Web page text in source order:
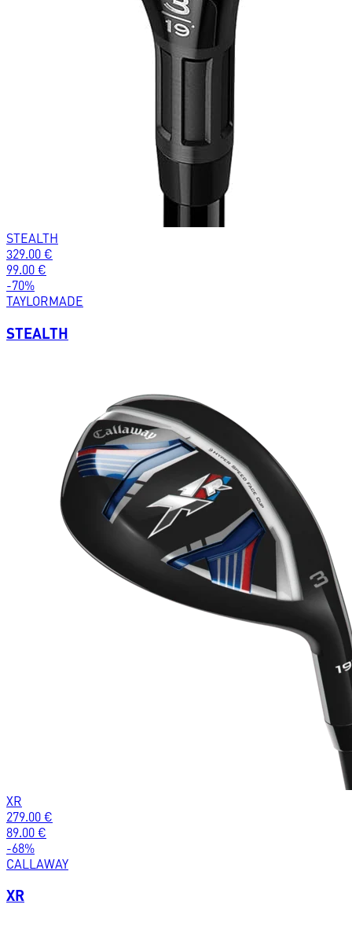
STEALTH
329.00 €
99.00 €
-70%
TAYLORMADE
STEALTH
XR
279.00 €
89.00 €
-68%
CALLAWAY
XR